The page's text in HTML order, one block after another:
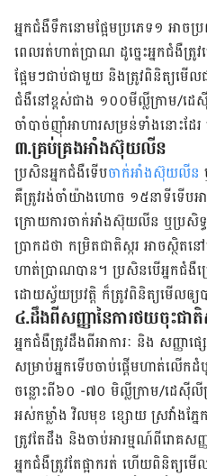
អ្នកជំងឺទឹកនោមផ្អែមប្រភេទ១ អា
ពេលរត់ហាត់ប្រាណ ដូច្នេះអ្នកជំងឺត្
ផ្អែមៗជាប់ជាមួយ និងត្រូវពិនិត្យមើល
ជំងឺនៅខ្ពស់ជាង ១០០មីល្លីក្រាម/ដ
ចាំបាច់ញ៉ាំអាហារសម្រន់ទាំងនោះដែ
៣.គ្រប់គ្រងអាំងស៊ុយលីន
ប្រសិនអ្នកជំងឺទើបចាក់អាំងស៊ុយលីន
គឺត្រូវរង់ចាំយ៉ាងហោច ១៥នាទីទើប
ក្រោយការចាក់អាំងស៊ុយលីន ឬប្រសិទ្
ប្រាកដថា កម្រិត​ជាតិស្ករ អាចស្ថិ
ហាត់ប្រាណបាន។ ប្រសិនបើអ្នកជំ
ដោយស្វ័យប្រវត្ដិ ក៏ត្រូវពិនិត្យមើលឲ្
៤.ដឹងពីសញ្ញានៃការថយចុះជាតិ
អ្នកជំងឺត្រូវដឹងពីអាការៈ និង សញ្ញា
សម្រាប់អ្នកទើបចាប់ផ្ដើមហាត់លើក
ចន្លោះពី៦០ -៧០ មិល្លីក្រាម/ដេស៊ីលី
អស់កម្លាំង វិលមុខ ខ្សោយ ស្រវាំងភ្ន
ត្រូវតែដឹង និងចាប់អារម្មណ៍ពីរោគស
អ្នកជំងឺត្រូវតែផ្អាករត់ ហើយពិនិត្យម